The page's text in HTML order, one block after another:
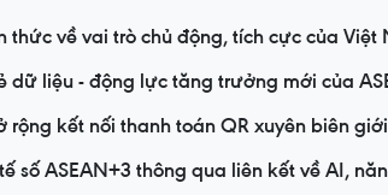
thức về vai trò chủ động, tích cực của Việt
dữ liệu - động lực tăng trưởng mới của
rộng kết nối thanh toán QR xuyên biên
số ASEAN+3 thông qua liên kết về AI,